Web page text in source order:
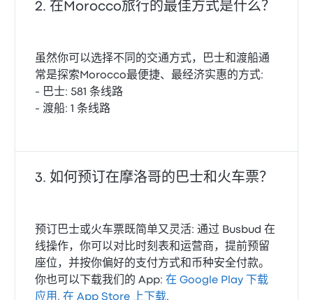
在Morocco旅行的最佳方式是什么？
虽然你可以选择不同的交通方式，巴士和渡船通
常是探索Morocco最便捷、最经济实惠的方式:
- 巴士: 581 条线路
- 渡船: 1 条线路
如何预订在摩洛哥的巴士和火车票？
预订巴士或火车票既简单又灵活: 通过 Busbud 在
线操作，你可以对比时刻表和运营商，提前预留
座位，并按你偏好的支付方式和币种安全付款。
你也可以下载我们的 App:在 Google Play 下载
应用 ,在 App Store 上下载.